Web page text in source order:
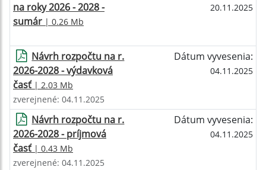
na roky 2026 - 2028 -
sumár | 0.26 Mb
20.11.2025
Návrh rozpočtu na r.
2026-2028 - výdavková
časť| 2.03 Mb
Dátum vyvesenia:
04.11.2025
zverejnené: 04.11.2025
Návrh rozpočtu na r.
2026-2028 - príjmová
časť| 0.43 Mb
Dátum vyvesenia:
04.11.2025
zverejnené: 04.11.2025